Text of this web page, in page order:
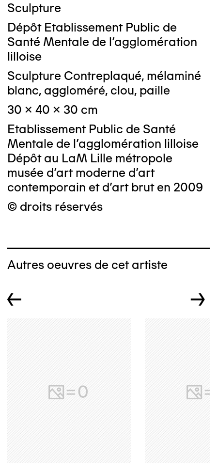
Sculpture
Dépôt Etablissement Public de
Santé Mentale de l'agglomération
lilloise
Sculpture Contreplaqué, mélaminé
blanc, aggloméré, clou, paille
30 x 40 x 30 cm
Etablissement Public de Santé
Mentale de l'agglomération lilloise
Dépôt au LaM Lille métropole
musée d’art moderne d’art
contemporain et d’art brut en 2009
© droits réservés
Autres oeuvres de cet artiste
← →